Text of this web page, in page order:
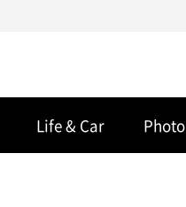
Life & Car Photo